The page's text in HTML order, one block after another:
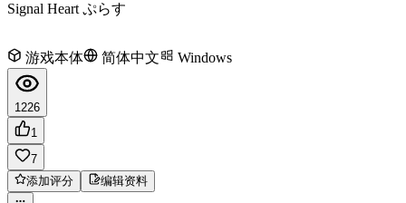
Signal Heart ぷらす
游戏本体 简体中文 Windows
1226
1
7
添加评分
编辑资料